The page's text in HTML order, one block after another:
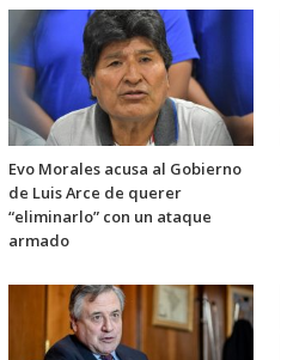
Evo Morales acusa al Gobierno
de Luis Arce de querer
“eliminarlo” con un ataque
armado